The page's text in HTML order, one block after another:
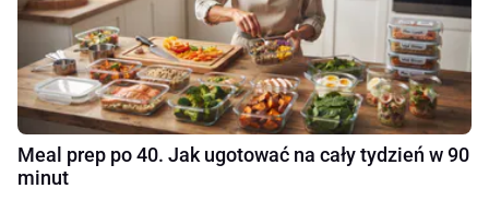
Meal prep po 40. Jak ugotować na cały tydzień w 90
minut